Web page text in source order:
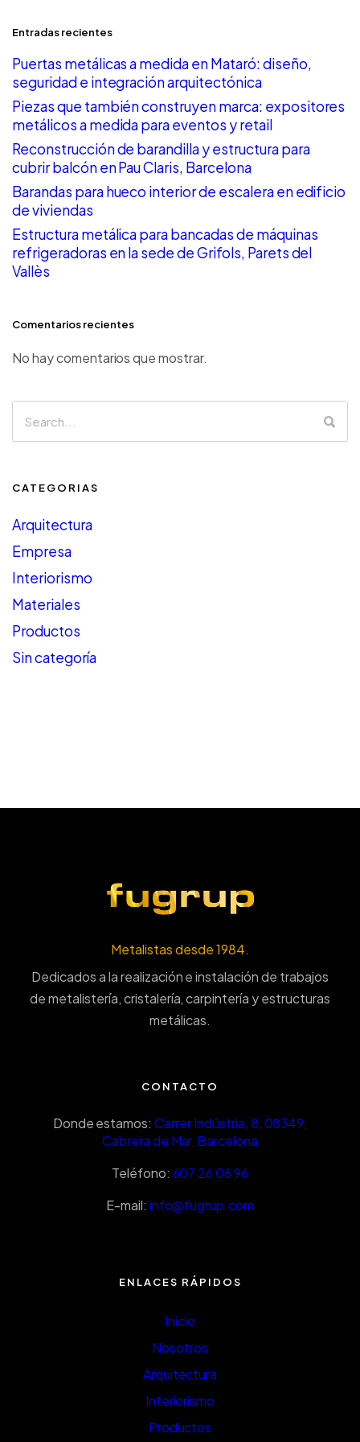
Entradas recientes
Puertas metálicas a medida en Mataró: diseño,
seguridad e integración arquitectónica
Piezas que también construyen marca: expositores
metálicos a medida para eventos y retail
Reconstrucción de barandilla y estructura para
cubrir balcón en Pau Claris, Barcelona
Barandas para hueco interior de escalera en edificio
de viviendas
Estructura metálica para bancadas de máquinas
refrigeradoras en la sede de Grifols, Parets del
Vallès
Comentarios recientes
No hay comentarios que mostrar.
CATEGORIAS
Arquitectura
Empresa
Interiorismo
Materiales
Productos
Sin categoría
Metalistas desde 1984.
Dedicados a la realización e instalación de trabajos
de metalistería, cristalería, carpintería y estructuras
metálicas.
CONTACTO
Donde estamos:Carrer Indústria, 8, 08349,
Cabrera de Mar, Barcelona
Teléfono: 607 26 06 96
E-mail: info@fugrup.com
ENLACES RÁPIDOS
Inicio
Nosotros
Arquitectura
Interiorismo
Productos